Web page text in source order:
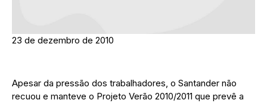
23 de dezembro de 2010
Apesar da pressão dos trabalhadores, o Santander não
recuou e manteve o Projeto Verão 2010/2011 que prevê a